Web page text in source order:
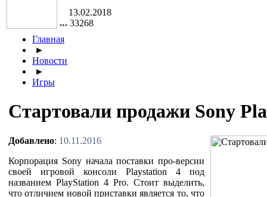
13.02.2018
33268
Главная
►
Новости
►
Игры
Стартовали продажи Sony
Добавлено: 10.11.2016
Корпорация Sony начала поставки про-версии
своей игровой консоли Playstation 4 под
названием PlayStation 4 Pro. Стоит выделить,
что отличием новой приставки является то, что